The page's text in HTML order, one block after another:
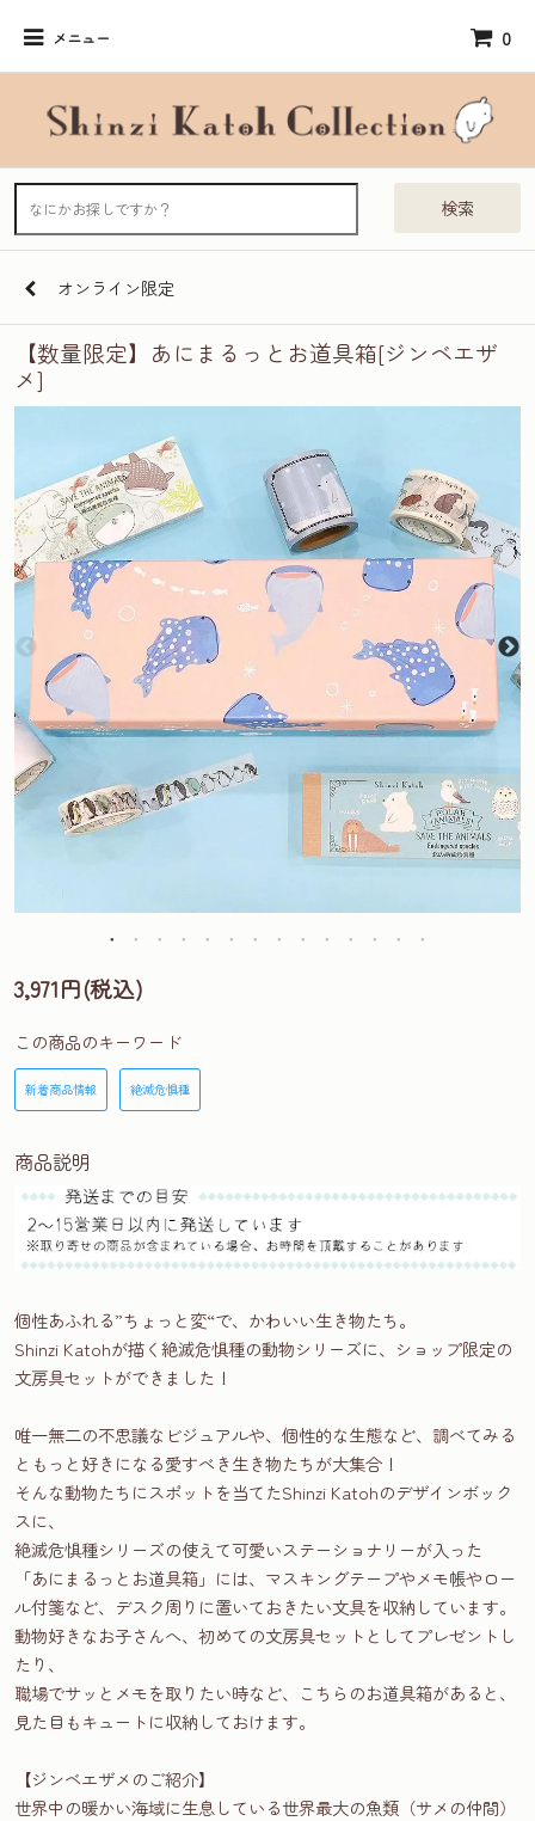
メニュー 0
検索
オンライン限定
【数量限定】あにまるっとお道具箱[ジンベエザ
メ]
3,971円(税込)
この商品のキーワード
新着商品情報 絶滅危惧種
商品説明
個性あふれる”ちょっと変“で、かわいい生き物たち。
Shinzi Katohが描く絶滅危惧種の動物シリーズに、ショップ限定の
文房具セットができました！
唯一無二の不思議なビジュアルや、個性的な生態など、調べてみる
ともっと好きになる愛すべき生き物たちが大集合！
そんな動物たちにスポットを当てたShinzi Katohのデザインボック
スに、
絶滅危惧種シリーズの使えて可愛いステーショナリーが入った
「あにまるっとお道具箱」には、マスキングテープやメモ帳やロー
ル付箋など、デスク周りに置いておきたい文具を収納しています。
動物好きなお子さんへ、初めての文房具セットとしてプレゼントし
たり、
職場でサッとメモを取りたい時など、こちらのお道具箱があると、
見た目もキュートに収納しておけます。
【ジンベエザメのご紹介】
世界中の暖かい海域に生息している世界最大の魚類（サメの仲間）